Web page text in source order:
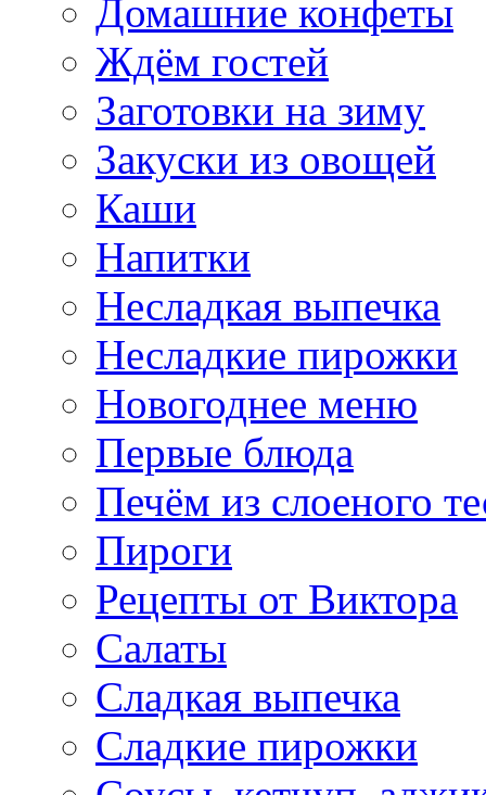
Домашние конфеты
Ждём гостей
Заготовки на зиму
Закуски из овощей
Каши
Напитки
Несладкая выпечка
Несладкие пирожки
Новогоднее меню
Первые блюда
Печём из слоеного
Пироги
Рецепты от Виктора
Салаты
Сладкая выпечка
Сладкие пирожки